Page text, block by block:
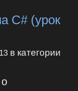
С# (урок
в категории